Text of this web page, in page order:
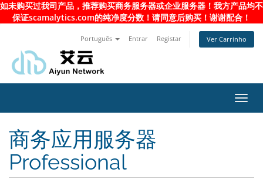
如未购买过我司产品，推荐购买商务服务器或企业服务器！我方产品均不
保证scamalytics.com的纯净度分数！请同意后购买！谢谢配合！
Português Entrar Registar Ver Carrinho
商务应用服务器
Professional